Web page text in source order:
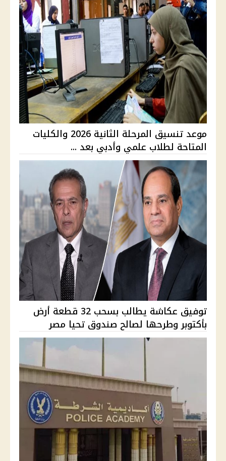
موعد تنسيق المرحلة الثانية 2026 والكليات
المتاحة لطلاب علمي وأدبي بعد ...
توفيق عكاشة يطالب بسحب 32 قطعة أرض
بأكتوبر وطرحها لصالح صندوق تحيا مصر